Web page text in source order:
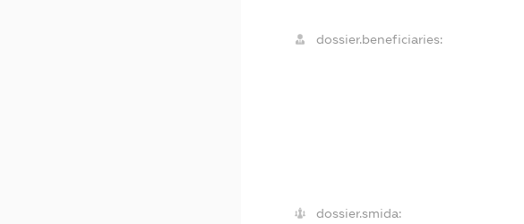
dossier.beneficiaries:
dossier.smida: